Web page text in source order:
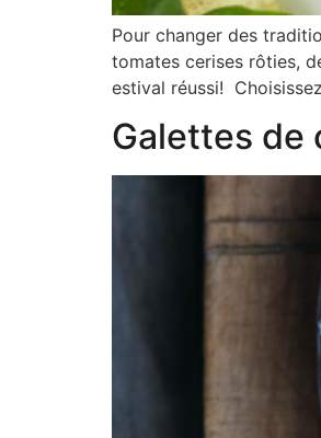
Pour changer des
tomates cerises rôties,
estival réussi!
Galettes de